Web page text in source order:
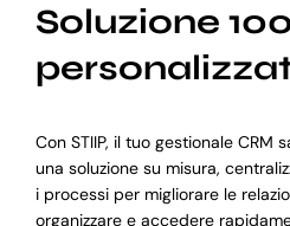
Soluzione
Con STIIP, il tuo gestionale
una soluzione su misura,
i processi per migliorare le
organizzare e accedere